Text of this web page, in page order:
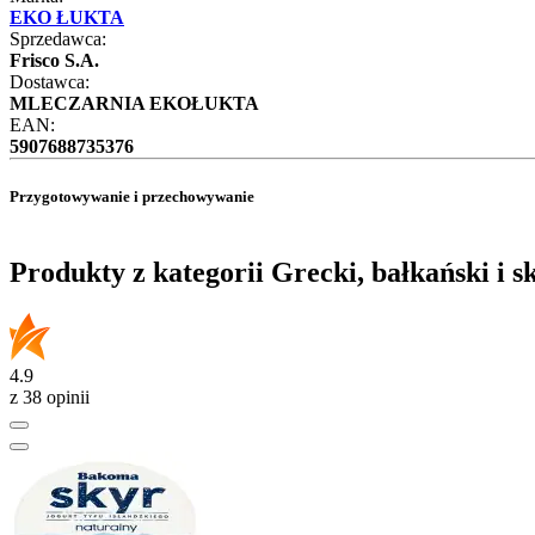
EKO ŁUKTA
Sprzedawca:
Frisco S.A.
Dostawca:
MLECZARNIA EKOŁUKTA
EAN:
5907688735376
Przygotowywanie i przechowywanie
Produkty z kategorii Grecki, bałkański i
4.9
z 38 opinii